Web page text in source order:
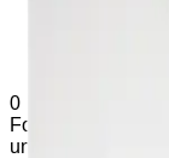
0
Forespørsel (
under produkter